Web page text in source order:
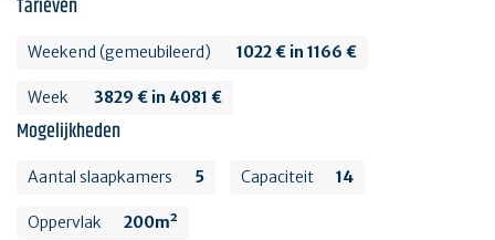
Tarieven
Weekend (gemeubileerd) 1022 € in 1166 €
Week 3829 € in 4081 €
Mogelijkheden
Aantal slaapkamers 5 Capaciteit 14
Oppervlak 200m²